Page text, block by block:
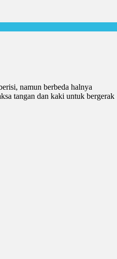
namun berbeda halnya
tangan dan kaki untuk bergerak